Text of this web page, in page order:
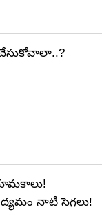
నాటి సెగలు!